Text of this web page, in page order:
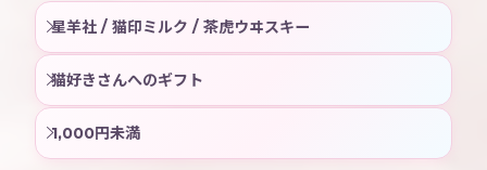
星羊社 / 猫印ミルク / 茶虎ウヰスキー
猫好きさんへのギフト
1,000円未満